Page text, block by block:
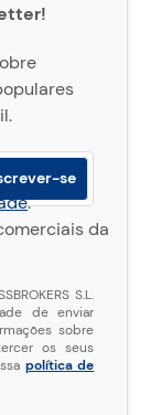
.
da
S.L.
de enviar
sobre
os seus
política de